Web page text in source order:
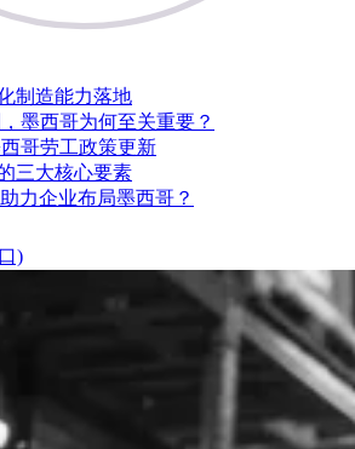
制造能力落地
墨西哥为何至关重要？
哥劳工政策更新
三大核心要素
力企业布局墨西哥？
)